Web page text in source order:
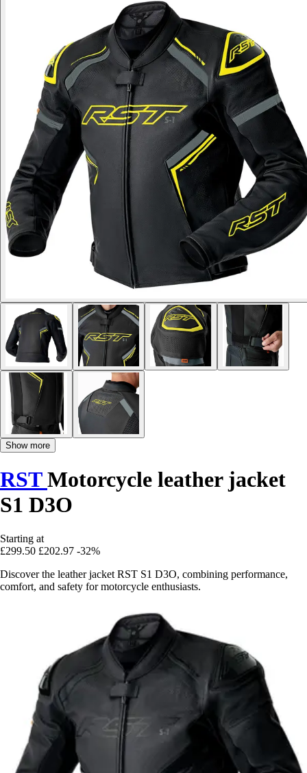
Show more
RSTMotorcycle leather jacket
S1 D3O
Starting at
£299.50 £202.97 -32%
Discover the leather jacket RST S1 D3O, combining performance,
comfort, and safety for motorcycle enthusiasts.